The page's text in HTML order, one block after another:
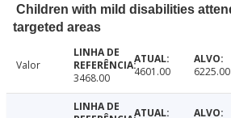
Children with mild disabilities
targeted areas
Valor
3468.00
4601.00 6225.00